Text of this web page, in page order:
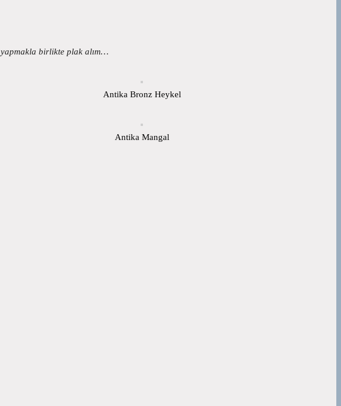
yapmakla birlikte plak alım…
Antika Bronz Heykel
Antika Mangal